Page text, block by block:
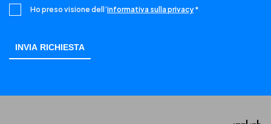
Ho preso visione dell’informativa sulla privacy *